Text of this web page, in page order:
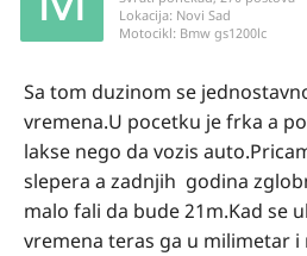
Lokacija: Novi Sad
Motocikl: Bmw gs1200lc
Sa tom duzinom se
vremena.U pocetku je frka a
lakse nego da vozis
slepera a zadnjih godina
malo fali da bude 21m.Kad se
vremena teras ga u milimetar i